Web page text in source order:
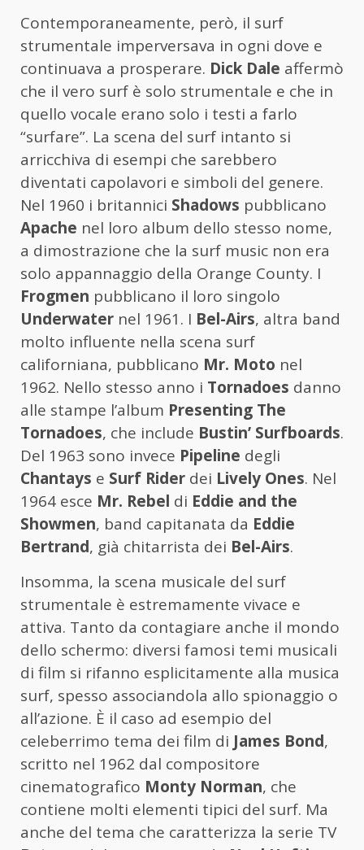
Contemporaneamente, però, il surf
strumentale imperversava in ogni dove e
continuava a prosperare. Dick Dale affermò
che il vero surf è solo strumentale e che in
quello vocale erano solo i testi a farlo
“surfare”. La scena del surf intanto si
arricchiva di esempi che sarebbero
diventati capolavori e simboli del genere.
Nel 1960 i britannici Shadows pubblicano
Apache nel loro album dello stesso nome,
a dimostrazione che la surf music non era
solo appannaggio della Orange County. I
Frogmen pubblicano il loro singolo
Underwater nel 1961. I Bel-Airs, altra band
molto influente nella scena surf
californiana, pubblicano Mr. Moto nel
1962. Nello stesso anno i Tornadoes danno
alle stampe l’album Presenting The
Tornadoes, che include Bustin’ Surfboards.
Del 1963 sono invece Pipeline degli
Chantays e Surf Rider dei Lively Ones. Nel
1964 esce Mr. Rebel di Eddie and the
Showmen, band capitanata da Eddie
Bertrand, già chitarrista dei Bel-Airs.
Insomma, la scena musicale del surf
strumentale è estremamente vivace e
attiva. Tanto da contagiare anche il mondo
dello schermo: diversi famosi temi musicali
di film si rifanno esplicitamente alla musica
surf, spesso associandola allo spionaggio o
all’azione. È il caso ad esempio del
celeberrimo tema dei film di James Bond,
scritto nel 1962 dal compositore
cinematografico Monty Norman, che
contiene molti elementi tipici del surf. Ma
anche del tema che caratterizza la serie TV